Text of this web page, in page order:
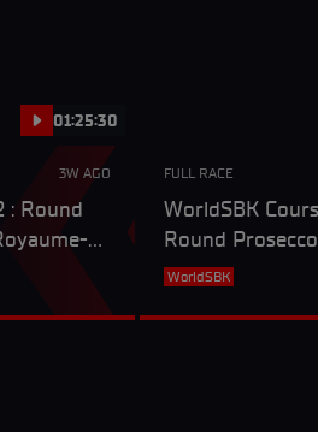
01:25:30
3W AGO
: Round
FULL RACE
WorldSBK
Round
Royaume-Uni
WorldSBK